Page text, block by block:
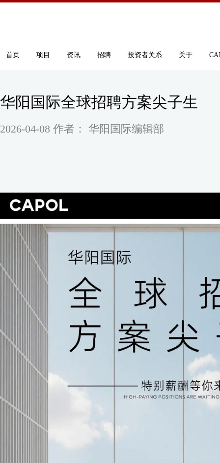
首页 项目 资讯 招聘 投资者关系 关于
华阳国际全球招聘方案尖子生
2026-04-08 作者： 华阳国际编辑部